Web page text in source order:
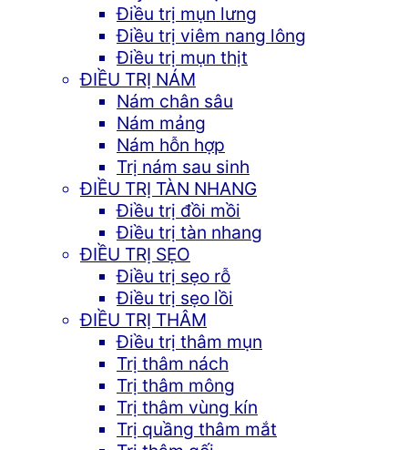
Điều trị mụn lưng
Điều trị viêm nang lông
Điều trị mụn thịt
ĐIỀU TRỊ NÁM
Nám chân sâu
Nám mảng
Nám hỗn hợp
Trị nám sau sinh
ĐIỀU TRỊ TÀN NHANG
Điều trị đồi mồi
Điều trị tàn nhang
ĐIỀU TRỊ SẸO
Điều trị sẹo rỗ
Điều trị sẹo lồi
ĐIỀU TRỊ THÂM
Điều trị thâm mụn
Trị thâm nách
Trị thâm mông
Trị thâm vùng kín
Trị quầng thâm mắt